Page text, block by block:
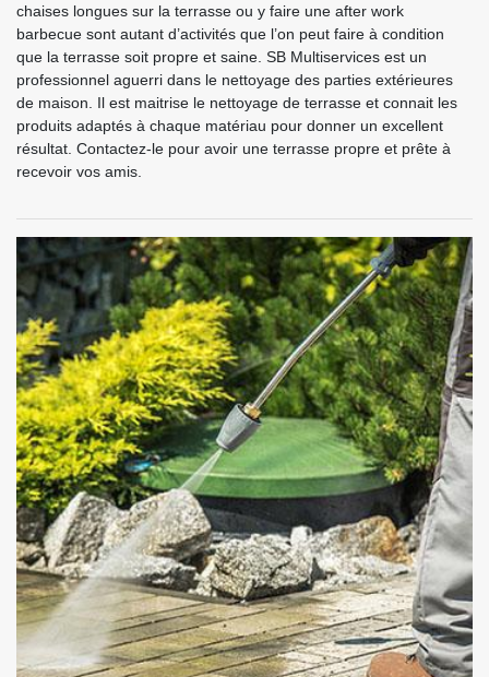
chaises longues sur la terrasse ou y faire une after work
barbecue sont autant d’activités que l’on peut faire à condition
que la terrasse soit propre et saine. SB Multiservices est un
professionnel aguerri dans le nettoyage des parties extérieures
de maison. Il est maitrise le nettoyage de terrasse et connait les
produits adaptés à chaque matériau pour donner un excellent
résultat. Contactez-le pour avoir une terrasse propre et prête à
recevoir vos amis.